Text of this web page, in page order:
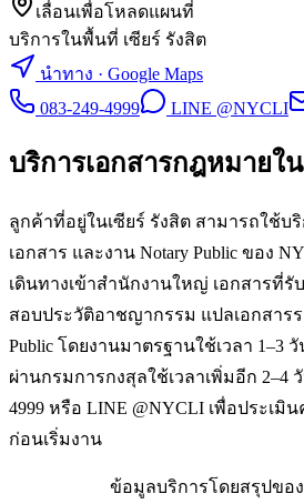
เลื่อนเพื่อโหลดแผนที่
บริการในพื้นที่ เซียร์ รังสิต
นำทาง · Google Maps
083-249-4999
LINE @NYCLI
บริการเอกสารกฎหมายใน
ลูกค้าที่อยู่ในเซียร์ รังสิต สามารถใช้บ
เอกสาร และงาน Notary Public ของ
เดินทางเข้าสำนักงานใหญ่ เอกสารที่
สอบประวัติอาชญากรรม แปลเอกสารร
Public โดยงานมาตรฐานใช้เวลา 1–3
ผ่านกรมการกงสุลใช้เวลาเพิ่มอีก 2–4
4999 หรือ LINE @NYCLI เพื่อประเมิ
ก่อนเริ่มงาน
ข้อมูลบริการโดยสรุปของ